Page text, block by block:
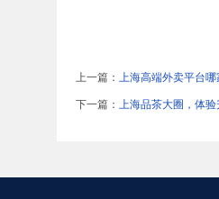
上一篇：上海高端外卖平台
下一篇：上海品茶大圈，体